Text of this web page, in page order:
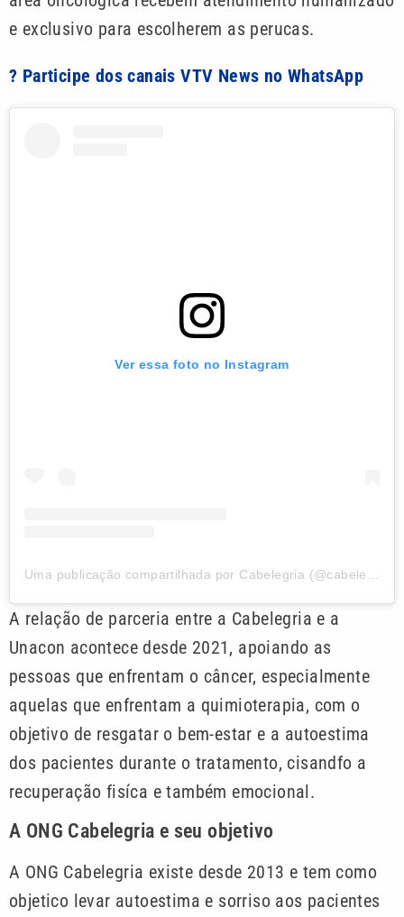
e exclusivo para escolherem as perucas.
? Participe dos canais VTV News no WhatsApp
Ver essa foto no Instagram
Uma publicação compartilhada por Cabelegria (@cabelegria)
A relação de parceria entre a Cabelegria e a
Unacon acontece desde 2021, apoiando as
pessoas que enfrentam o câncer, especialmente
aquelas que enfrentam a quimioterapia, com o
objetivo de resgatar o bem-estar e a autoestima
dos pacientes durante o tratamento, cisandfo a
recuperação fisíca e também emocional.
A ONG Cabelegria e seu objetivo
A ONG Cabelegria existe desde 2013 e tem como
objetico levar autoestima e sorriso aos pacientes